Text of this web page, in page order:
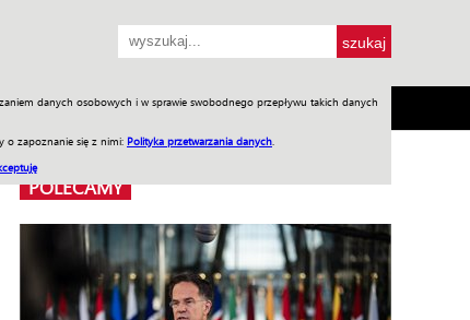
danych osobowych i w sprawie swobodnego przepływu takich danych
o zapoznanie się z nimi: Polityka przetwarzania danych
SKLEP Jednodniówki Praca w WIW
POLECAMY